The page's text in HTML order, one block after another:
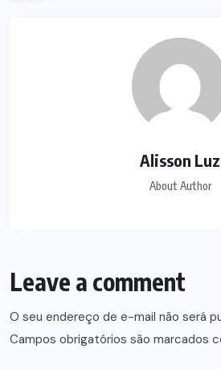
Alisson Luz
About Author
Leave a comment
O seu endereço de e-mail não será
Campos obrigatórios são marcados